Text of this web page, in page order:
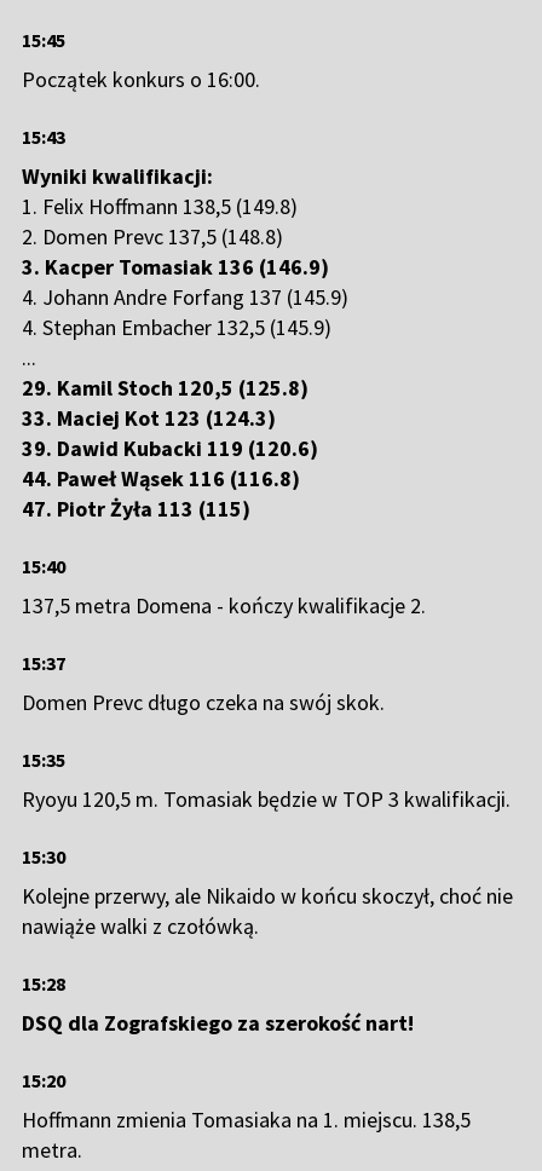
15:45
Początek konkurs o 16:00.
15:43
Wyniki kwalifikacji:
1. Felix Hoffmann 138,5 (149.8)
2. Domen Prevc 137,5 (148.8)
3. Kacper Tomasiak 136 (146.9)
4. Johann Andre Forfang 137 (145.9)
4. Stephan Embacher 132,5 (145.9)
...
29. Kamil Stoch 120,5 (125.8)
33. Maciej Kot 123 (124.3)
39. Dawid Kubacki 119 (120.6)
44. Paweł Wąsek 116 (116.8)
47. Piotr Żyła 113 (115)
15:40
137,5 metra Domena - kończy kwalifikacje 2.
15:37
Domen Prevc długo czeka na swój skok.
15:35
Ryoyu 120,5 m. Tomasiak będzie w TOP 3 kwalifikacji.
15:30
Kolejne przerwy, ale Nikaido w końcu skoczył, choć nie
nawiąże walki z czołówką.
15:28
DSQ dla Zografskiego za szerokość nart!
15:20
Hoffmann zmienia Tomasiaka na 1. miejscu. 138,5
metra.